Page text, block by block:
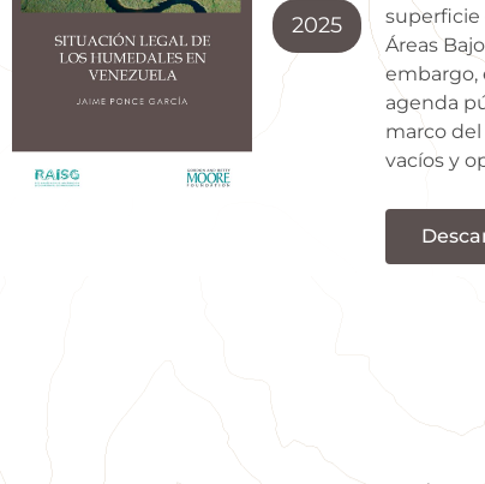
2025
superficie
Áreas
embargo,
agenda
marco
vacíos y